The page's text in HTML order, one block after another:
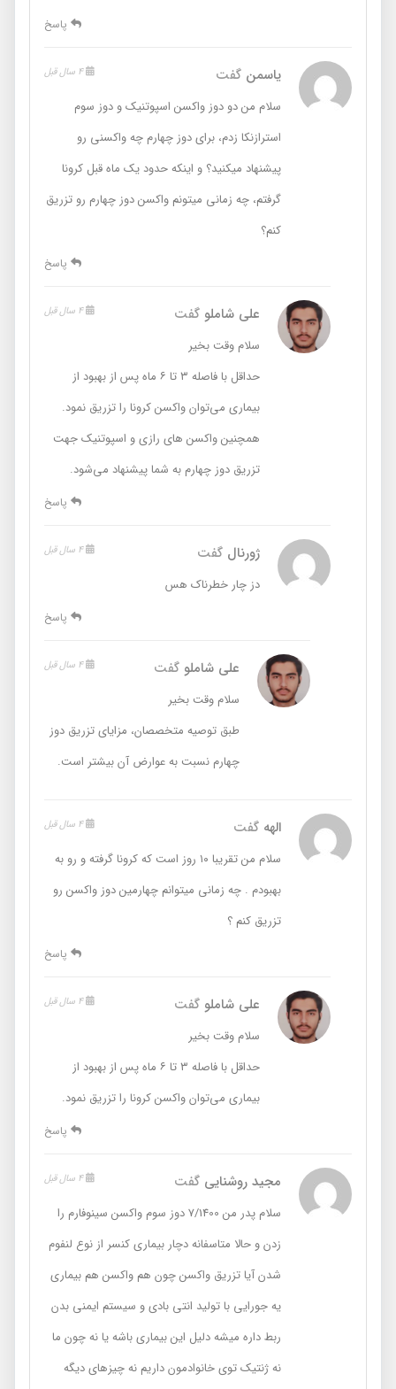
پاسخ
یاسمنگفت
سلام من دو دوز واکسن اسپوتنیک و دوز سوم
استرازنکا زدم، برای دوز چهارم چه واکسنی رو
پیشنهاد میکنید؟ و اینکه حدود یک ماه قبل کرونا
گرفتم، چه زمانی میتونم واکسن دوز چهارم رو تزریق
پاسخ
علی شاملوگفت
سلام وقت بخیر
حداقل با فاصله ۳ تا ۶ ماه پس از بهبود از
بیماری می‌توان واکسن کرونا را تزریق نمود.
همچنین واکسن های رازی و اسپوتنیک جهت
تزریق دوز چهارم به شما پیشنهاد می‌شود.
پاسخ
ژورنالگفت
دز چار خطرناک هس
پاسخ
علی شاملوگفت
سلام وقت بخیر
طبق توصیه متخصصان، مزایای تزریق دوز
چهارم نسبت به عوارض آن بیشتر است.
الهه گفت
سلام من تقریبا ۱۰ روز است که کرونا گرفته و رو به
بهبودم . چه زمانی میتوانم چهارمین دوز واکسن رو
تزریق کنم ؟
پاسخ
علی شاملوگفت
سلام وقت بخیر
حداقل با فاصله ۳ تا ۶ ماه پس از بهبود از
بیماری می‌توان واکسن کرونا را تزریق نمود.
پاسخ
مجید روشناییگفت
سلام پدر من 7/1400 دوز سوم واکسن سینوفارم را
زدن و حالا متاسفانه دچار بیماری کنسر از نوع لنفوم
شدن آیا تزریق واکسن چون هم واکسن هم بیماری
یه جورایی با تولید انتی بادی و سیستم ایمنی بدن
ربط داره میشه دلیل این بیماری باشه یا نه چون ما
نه ژنتیک توی خانوادمون داریم نه چیزهای دیگه